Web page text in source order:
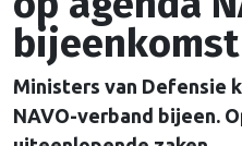
bijeenkomst
Ministers van Defensie
NAVO-verband bijeen.